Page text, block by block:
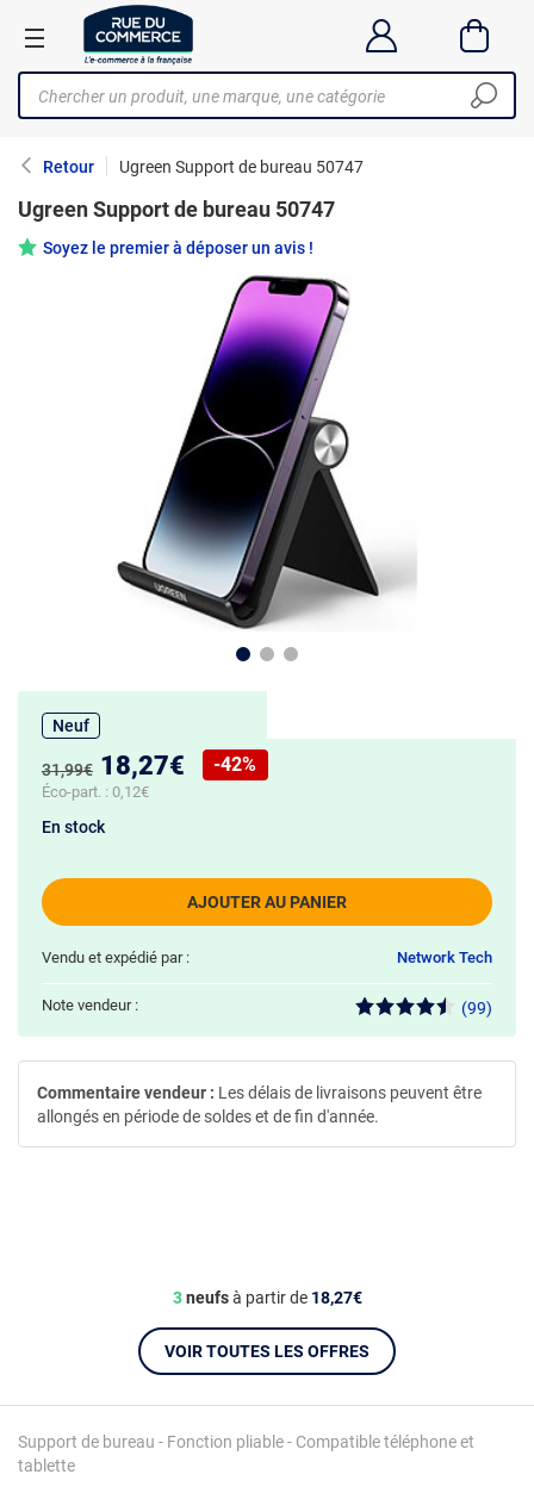
Retour Ugreen Support de bureau 50747
Ugreen Support de bureau 50747
Soyez le premier à déposer un avis !
Support de bureau - Fonction pliable - Compatible téléphone et
tablette
Neuf
Ancien prix :
31,99€ Nouveau prix :
18,27€
Réduction de :
-42%
Éco-part. : 0,12€
AJOUTER AU PANIER
En stock
Vendu et expédié par : Network Tech
Note vendeur : (99)
3neufsà partir de 18,27€
VOIR TOUTES LES OFFRES
Commentaire vendeur : Les délais de livraisons peuvent être
allongés en période de soldes et de fin d'année.